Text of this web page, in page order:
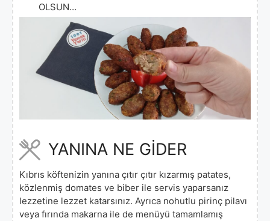
OLSUN…
YANINA NE GİDER
Kıbrıs köftenizin yanına çıtır çıtır kızarmış patates,
közlenmiş domates ve biber ile servis yaparsanız
lezzetine lezzet katarsınız. Ayrıca nohutlu pirinç pilavı
veya fırında makarna ile de menüyü tamamlamış